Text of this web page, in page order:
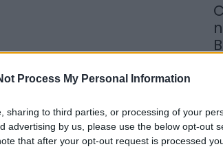
Process My Personal Information
sharing to third parties, or processing of your
advertising by us, please use the below opt-out
that after your opt-out request is processed